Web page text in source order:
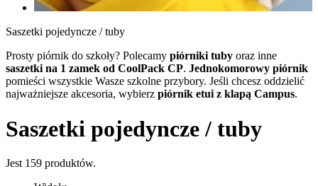
Saszetki pojedyncze / tuby
Prosty piórnik do szkoły? Polecamy piórniki tuby oraz inne
saszetki na 1 zamek od CoolPack CP. Jednokomorowy piórnik
pomieści wszystkie Wasze szkolne przybory. Jeśli chcesz oddzielić
najważniejsze akcesoria, wybierz piórnik etui z klapą Campus.
Saszetki pojedyncze / tuby
Jest 159 produktów.